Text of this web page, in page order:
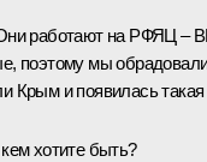
работают на РФЯЦ –
поэтому мы
Крым и появилась
хотите быть?